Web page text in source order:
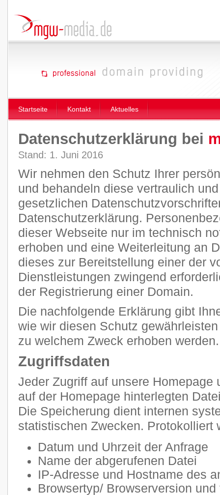
Startseite Kontakt Aktuelles
Datenschutzerklärung bei
Stand: 1. Juni 2016
Wir nehmen den Schutz Ihrer
und behandeln diese vertraulich
gesetzlichen
Datenschutzerklärung.
dieser Webseite nur im technisch
erhoben und eine Weiterleitung an
dieses zur Bereitstellung einer der
Dienstleistungen zwingend
der Registrierung einer Domain.
Die nachfolgende Erklärung gibt
wie wir diesen Schutz
zu welchem Zweck erhoben werden.
Zugriffsdaten
Jeder Zugriff auf unsere Homepage
auf der Homepage hinterlegten
Die Speicherung dient internen
statistischen Zwecken. Protokolliert
Datum und Uhrzeit der Anfrage
Name der abgerufenen Datei
IP-Adresse und Hostname des
Browsertyp/ Browserversion